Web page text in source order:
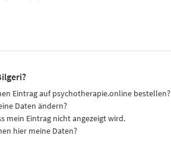
Eintrag auf psychotherapie.online bestellen?
Daten ändern?
mein Eintrag nicht angezeigt wird.
hier meine Daten?